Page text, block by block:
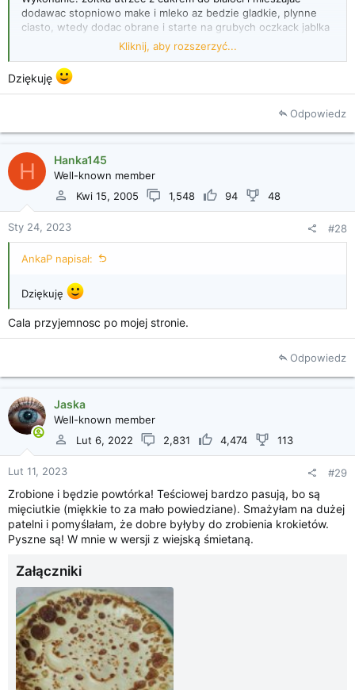
dodawac stopniowo make i mleko az bedzie gladkie, plynne
ciasto, wtedy dodac obrane i starte na grubych oczkack jablka
i ubita sztywno piane, delikatnie wymieszac.
Mala patelnie posmarowac stopionym tluszczem i smazyc
nalesniki po obu stronach. Posypac curem i podawac.
(mysle, ze ten tluszcz to chyba maslo, ale nie zawsze
Maciej Halbanski - Co jedza nad Dunajem. Wyd. Watra 1977.
Kliknij, aby rozszerzyć...
Dziękuję
Odpowiedz
H Hanka145
Well-known member
Kwi 15, 2005
1,548 94 48
Sty 24, 2023 #28
AnkaP napisał:
Dziękuję
Cala przyjemnosc po mojej stronie.
Odpowiedz
Jaska
Well-known member
Lut 6, 2022
2,831 4,474 113
Lut 11, 2023 #29
Zrobione i będzie powtórka! Teściowej bardzo pasują, bo są
mięciutkie (miękkie to za mało powiedziane). Smażyłam na dużej
patelni i pomyślałam, że dobre byłyby do zrobienia krokietów.
Pyszne są! W mnie w wersji z wiejską śmietaną.
Załączniki